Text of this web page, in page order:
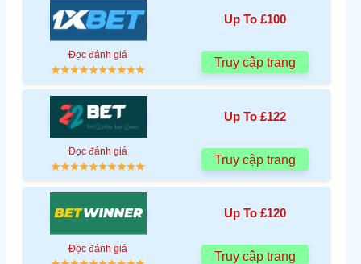
Up To £100
Đọc đánh giá
Truy cập trang
Up To £122
Đọc đánh giá
Truy cập trang
Up To £120
Đọc đánh giá
Truy cập trang